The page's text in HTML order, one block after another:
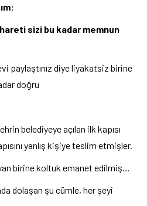
sizi bu kadar memnun
paylaştınız diye liyakatsiz birine
doğru
belediyeye açılan ilk kapısı
yanlış kişiye teslim etmişler.
birine koltuk emanet edilmiş…
dolaşan şu cümle, her şeyi